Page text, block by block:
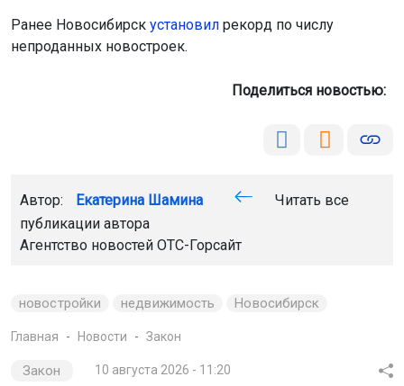
Ранее Новосибирск установил рекорд по числу
непроданных новостроек.
Поделиться новостью:
Автор: Екатерина Шамина
Читать все
публикации автора
Агентство новостей ОТС-Горсайт
новостройки недвижимость Новосибирск
Главная Новости Закон
Закон 10 августа 2026 - 11:20